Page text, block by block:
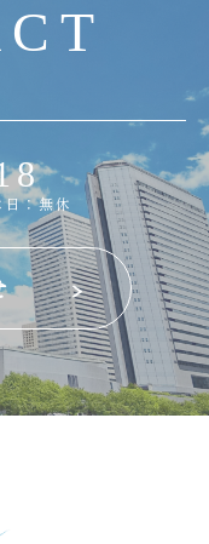
C T
：無休